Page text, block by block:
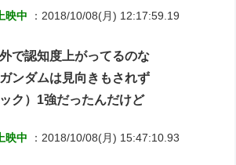
映中
：2018/10/08(月) 12:17:59.19
で認知度上がってるのな
ンダムは見向きもされず
ク）1強だったんだけど
映中
：2018/10/08(月) 15:47:10.93